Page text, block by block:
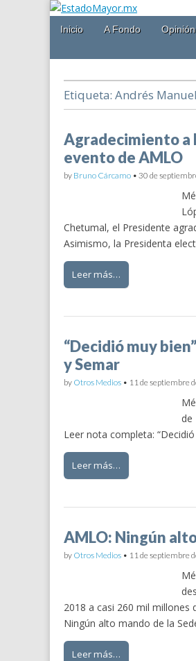
Inicio A Fondo Opinión
Etiqueta: Andrés
Agradecimiento a
evento de AMLO
by Bruno Cárcamo • 30 de
Chetumal, el Presidente
Asimismo, la Presidenta
Leer más…
“Decidió muy
y Semar
by Otros Medios • 11 de septiembre
de
Leer nota completa:
Leer más…
AMLO: Ningún
by Otros Medios • 11 de septiembre
2018 a casi 260 mil millones
Ningún alto mando de la
Leer más…